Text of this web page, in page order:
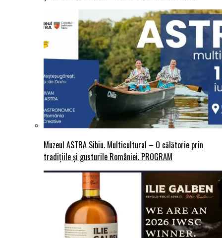
Muzeul ASTRA Sibiu. Multicultural – O călătorie prin
tradițiile și gusturile României. PROGRAM